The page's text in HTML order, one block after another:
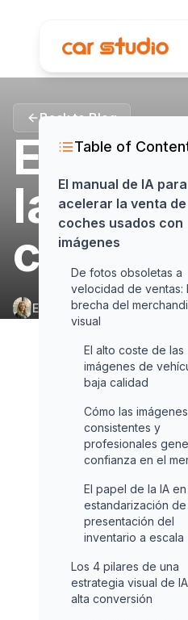
Back to Blog
El
la
con
Elena Aldridge•March 6,
Table of
El manual de IA para
acelerar la venta de
coches usados con
imágenes
De fotos obsoletas a
velocidad de ventas:
brecha del
visual
El alto coste de las
imágenes de
baja calidad
Cómo las imágenes
consistentes y
profesionales
confianza en el
El papel de la IA en
estandarización de
presentación del
inventario a escala
Los 4 pilares de una
estrategia visual de
alta conversión